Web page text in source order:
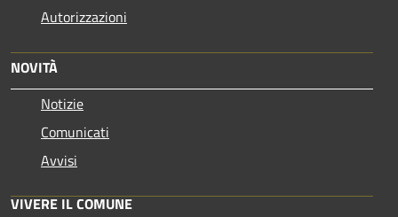
Autorizzazioni
NOVITÀ
Notizie
Comunicati
Avvisi
VIVERE IL COMUNE